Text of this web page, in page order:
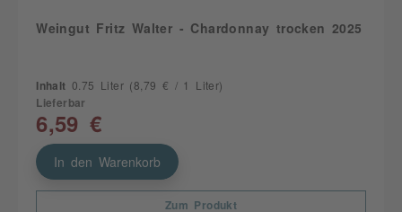
Weingut Fritz Walter - Chardonnay trocken 2025
Inhalt 0.75 Liter (8,79 € / 1 Liter)
Lieferbar
6,59 €
In den Warenkorb
Zum Produkt